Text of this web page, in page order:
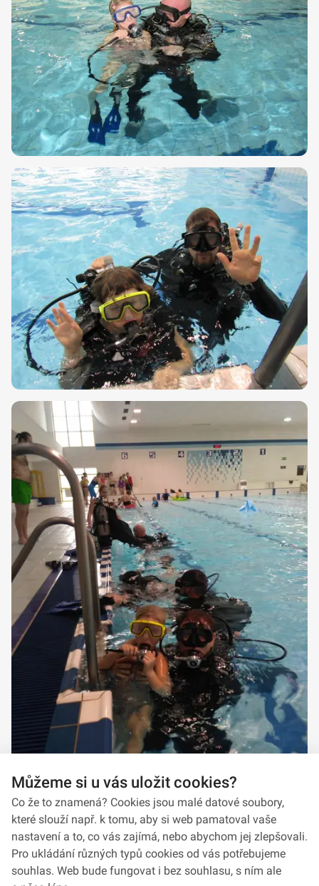
Můžeme si u vás uložit cookies?
Co že to znamená? Cookies jsou malé datové soubory,
které slouží např. k tomu, aby si web pamatoval vaše
nastavení a to, co vás zajímá, nebo abychom jej zlepšovali.
Pro ukládání různých typů cookies od vás potřebujeme
souhlas. Web bude fungovat i bez souhlasu, s ním ale